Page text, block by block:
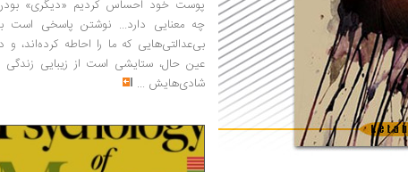
پوست خود احساس کردیم «دیگری»
چه معنایی دارد... نوشتن پاسخی است
بی‌عدالتی‌هایی که ما را احاطه کرده‌اند، و
عین حال، ستایشی است از زیبایی زندگی
شادی‌هایش ...